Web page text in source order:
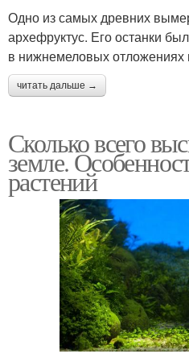
Одно из самых древних
архефруктус. Его останки
в нижнемеловых отложениях
читать дальше →
Сколько всего
земле.
растений